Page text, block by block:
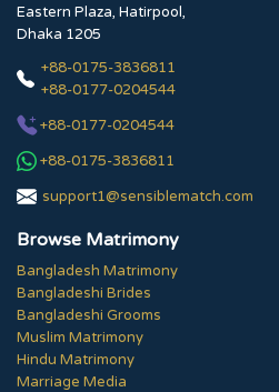
Eastern Plaza, Hatirpool,
Dhaka 1205
+88-0175-3836811
+88-0177-0204544
+88-0177-0204544
+88-0175-3836811
support1@sensiblematch.com
Browse Matrimony
Bangladesh Matrimony
Bangladeshi Brides
Bangladeshi Grooms
Muslim Matrimony
Hindu Matrimony
Marriage Media